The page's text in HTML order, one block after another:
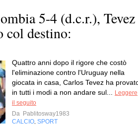
5-4 (d.c.r.), Tevez
col destino:
Quattro anni dopo il rigore che costò
l'eliminazione contro l'Uruguay nella
giocata in casa, Carlos Tevez ha
in tutti i modi a non andare sul...
Leggere
il seguito
Da Pablitosway1983
CALCIO SPORT